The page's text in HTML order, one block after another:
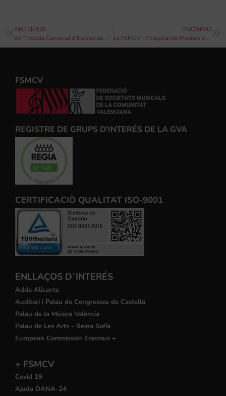
ANTERIOR
XV Trobada Comarcal d’Escoles de Música de la Canal de Navarrés
PRÓXIMO
La FSMCV i l’Hospital de Manises signen un conveni de col·laboració per fomentar la salut entre els músics
FSMCV
REGISTRE DE GRUPS D'INTERÉS DE LA GVA
CERTIFICACIÒ QUALITAT ISO-9001
ENLLAÇOS D´INTERÉS
Adda Alicante
Auditori i Palau de Congressos de Castelló
Palau de la Música València
Palau de Les Arts - Reina Sofía
European Commission Erasmus +
+ FSMCV
Covid 19
Ajuda DANA-24